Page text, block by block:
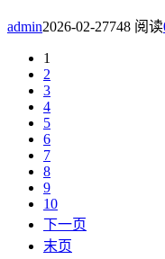
admin2026-02-27748 阅读
1
2
3
4
5
6
7
8
9
10
下一页
末页